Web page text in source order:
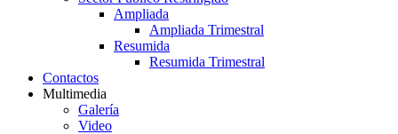
Ampliada
Ampliada Trimestral
Resumida
Resumida Trimestral
Contactos
Multimedia
Galería
Video